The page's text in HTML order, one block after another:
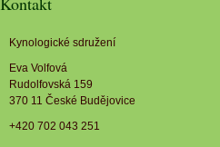
Kynologické sdružení
Eva Volfová
Rudolfovská 159
370 11 České Budějovice
+420 702 043 251